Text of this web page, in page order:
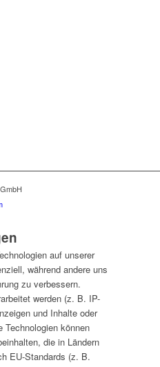
auf unserer
während andere uns
zu verbessern.
werden (z. B. IP-
und Inhalte oder
Technologien können
die in Ländern
EU-Standards (z. B.